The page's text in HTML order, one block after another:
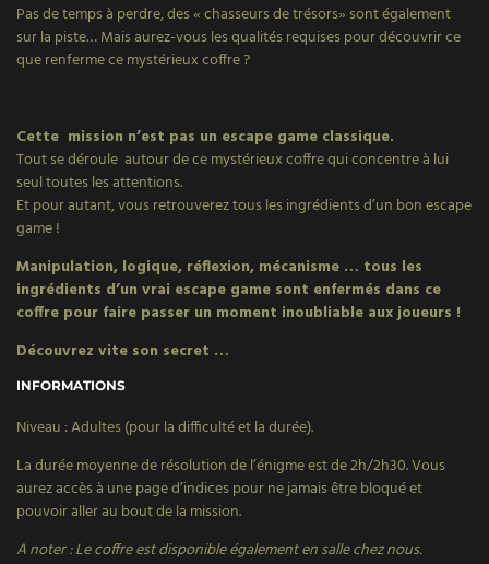
Pas de temps à perdre, des « chasseurs de trésors» sont également
sur la piste… Mais aurez-vous les qualités requises pour découvrir ce
que renferme ce mystérieux coffre ?
Cette mission n’est pas un escape game classique.
Tout se déroule autour de ce mystérieux coffre qui concentre à lui
seul toutes les attentions.
Et pour autant, vous retrouverez tous les ingrédients d’un bon escape
game !
Manipulation, logique, réflexion, mécanisme … tous les
ingrédients d’un vrai escape game sont enfermés dans ce
coffre pour faire passer un moment inoubliable aux joueurs !
Découvrez vite son secret …
INFORMATIONS
Niveau : Adultes (pour la difficulté et la durée).
La durée moyenne de résolution de l’énigme est de 2h/2h30. Vous
aurez accès à une page d’indices pour ne jamais être bloqué et
pouvoir aller au bout de la mission.
A noter : Le coffre est disponible également en salle chez nous.